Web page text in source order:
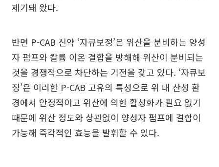
제기돼 왔다.
반면 P-CAB 신약 ‘자큐보정’은 위산을 분비하는 양성
자 펌프와 칼륨 이온 결합을 방해해 위산이 분비되는
것을 경쟁적으로 차단하는 기전을 갖고 있다. ‘자큐보
정’은 이러한 P-CAB 고유의 특성으로 위 내 산성 환
경에서 안정적이고 위산에 의한 활성화가 필요 없기
때문에 위산 정도와 상관없이 양성자 펌프에 결합이
가능해 즉각적인 효능을 발휘할 수 있다.